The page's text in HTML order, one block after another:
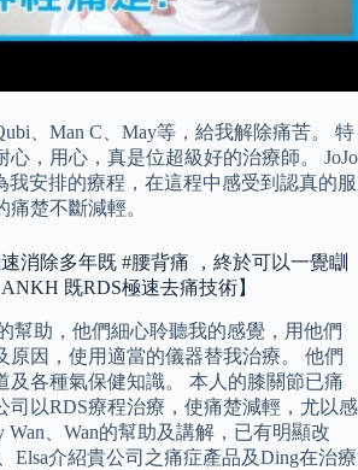
、Man C、May等，給我解除痛苦。 特
心，用心，真是位超級好的治療師。 JoJo
我安排的療程，在這程中感受到認真的服
楚不斷減輕。
消除多年既 #腰背痛 ，終於可以一覺瞓
既RDS極速去痛技術】
幫助，他們細心聆聽我的感覺，用他們
原因，使用適當的儀器替我治療。 他們
及各種氣保健知識。 本人的膝關節已痛
司以RDS療程治療，使痛楚減輕，尤以感
Wan、Wan的幫助及講解，已有明顯改
Elsa介紹貴公司之痛症產品及Ding在治療